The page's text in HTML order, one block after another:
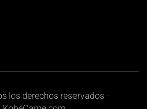
los derechos reservados -